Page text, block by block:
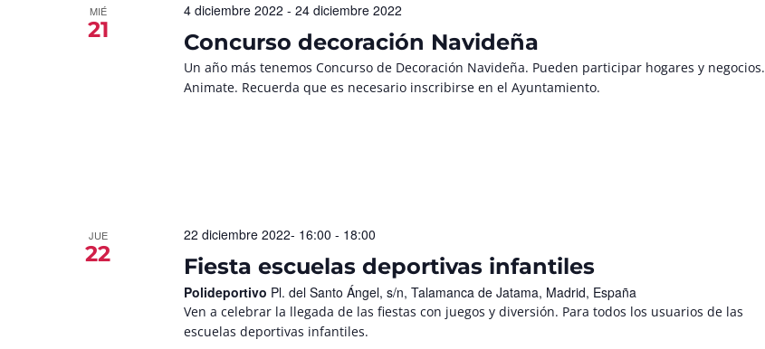
MIÉ
21 Concurso decoración Navideña
4 diciembre 2022 - 24 diciembre 2022
Un año más tenemos Concurso de Decoración Navideña. Pueden participar hogares y negocios.
Animate. Recuerda que es necesario inscribirse en el Ayuntamiento.
JUE
22 Fiesta escuelas deportivas infantiles
22 diciembre 2022- 16:00 - 18:00
Polideportivo Pl. del Santo Ángel, s/n, Talamanca de Jatama, Madrid, España
Ven a celebrar la llegada de las fiestas con juegos y diversión. Para todos los usuarios de las
escuelas deportivas infantiles.